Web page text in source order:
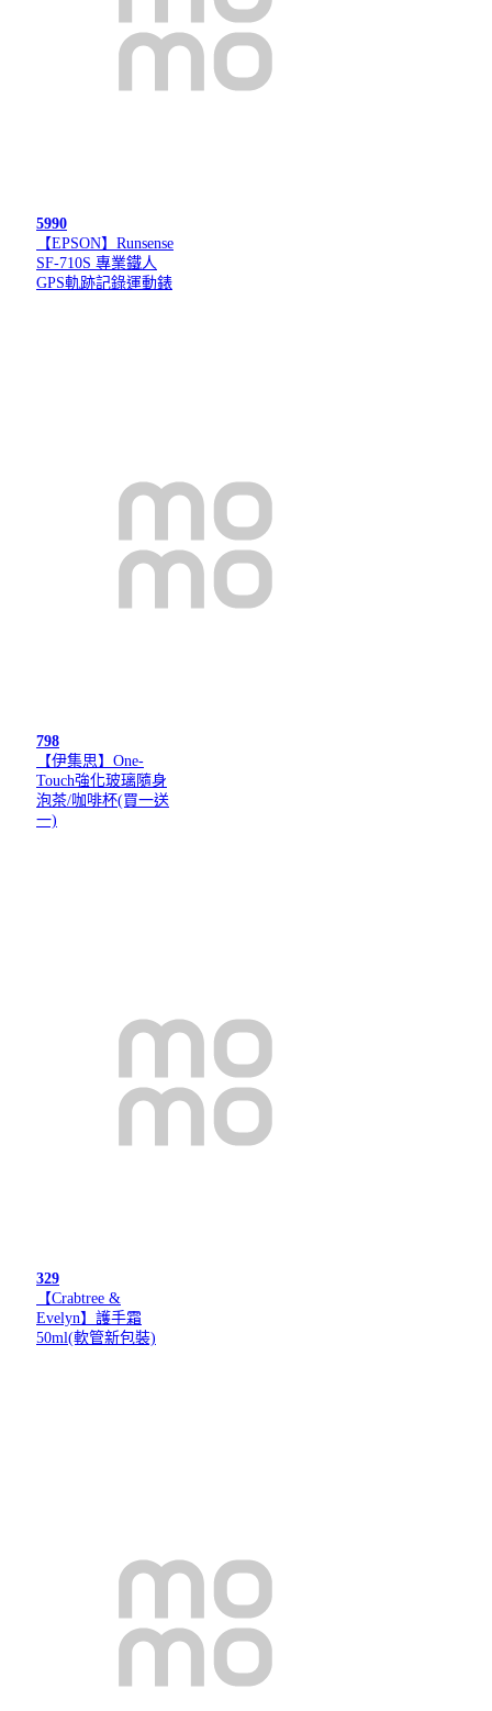
5990
【EPSON】Runsense
SF-710S 專業鐵人
GPS軌跡記錄運動錶
798
【伊集思】One-
Touch強化玻璃隨身
泡茶/咖啡杯(買一送
一)
329
【Crabtree &
Evelyn】護手霜
50ml(軟管新包裝)